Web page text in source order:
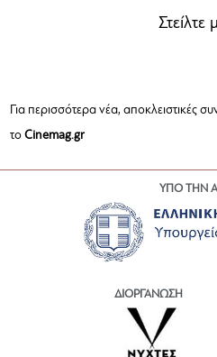
Για περισσότερα νέα, αποκλειστικές
τοCinemag.gr
ΥΠΟ ΤΗΝ
ΔΙΟΡΓΑΝΩΣΗ